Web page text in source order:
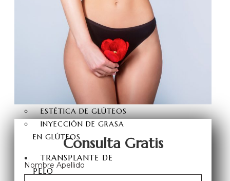
ESPALDA
LIPOSUCCIÓN VASER HI-
HIMENOPLASTIA
LABIOPLASTIA
ESTÉTICA A TOPE
BRAZILIAN BUTT LIFT
ESTÉTICA DE GLÚTEOS
INYECCIÓN DE GRASA
EN GLÚTEOS
TRANSPLANTE DE
PELO
Consulta Gratis
Nombre Apellido